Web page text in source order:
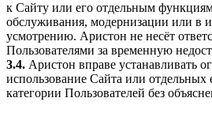
к Сайту или его отдельным
обслуживания, модернизации или в
усмотрению. Аристон не несёт
Пользователями за временную
3.4. Аристон вправе устанавливать
использование Сайта или отдельных
категории Пользователей без